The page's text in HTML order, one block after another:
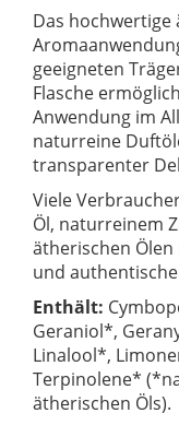
Das hochwertige
geeigneten
Flasche
Anwendung im
naturreine
transparenter
Viele
Öl, naturreinem
ätherischen
und
Enthält:
Geraniol*,
Linalool*,
Terpinolene*
ätherischen Öls).